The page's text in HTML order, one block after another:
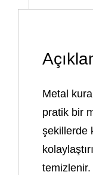
Metal
pratik bir
şekillerde